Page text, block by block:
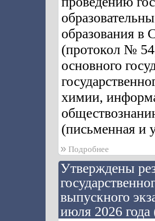
образования в
(протокол №
основного
химии,
(письменная и
»Подробнее
Утверждены
выпускного
июля 2026 года